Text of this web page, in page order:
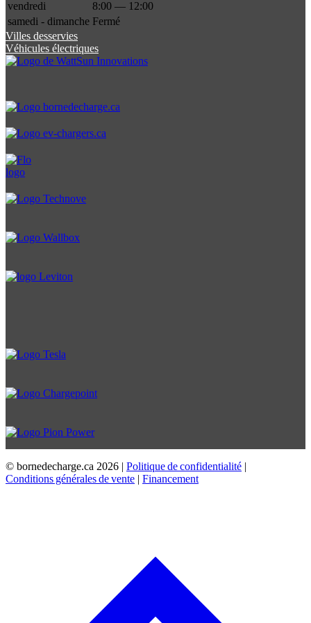
vendredi
8:00 — 12:00
samedi - dimanche Fermé
Villes desservies
Véhicules électriques
© bornedecharge.ca 2026 | Politique de confidentialité |
Conditions générales de vente | Financement